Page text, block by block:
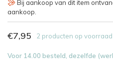
Bij aankoop van dit item
aankoop.
€7,95 2 producten op voorraad
Voor 14.00 besteld, dezelfde